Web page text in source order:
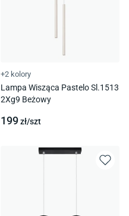
+2 kolory
Lampa Wisząca Pastelo Sl.1513
2Xg9 Beżowy
199zł/szt